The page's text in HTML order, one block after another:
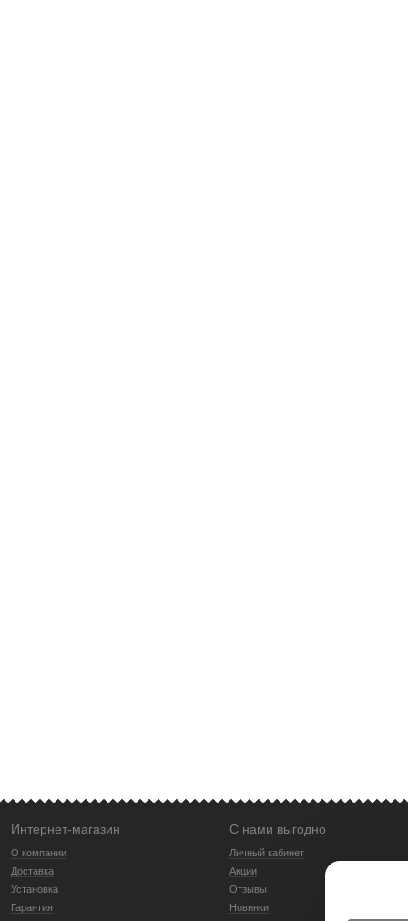
Интернет-магазин
О компании
Доставка
Установка
Гарантия
С нами выгодно
Личный кабинет
Акции
Отзывы
Новинки